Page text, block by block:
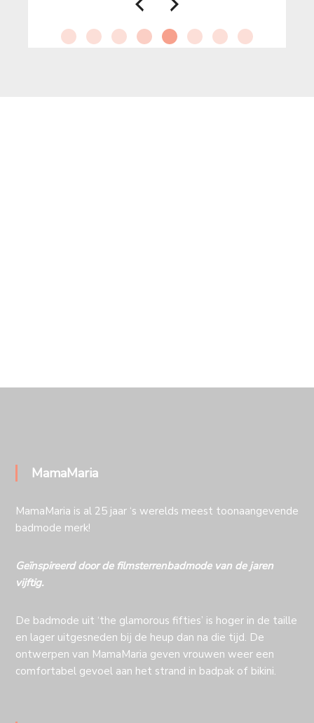
MamaMaria
MamaMaria is al 25 jaar ‘s werelds meest toonaangevende
badmode merk!
Geïnspireerd door de filmsterrenbadmode van de jaren
vijftig.
De badmode uit ‘the glamorous fifties’ is hoger in de taille
en lager uitgesneden bij de heup dan na die tijd. De
ontwerpen van MamaMaria geven vrouwen weer een
comfortabel gevoel aan het strand in badpak of bikini.